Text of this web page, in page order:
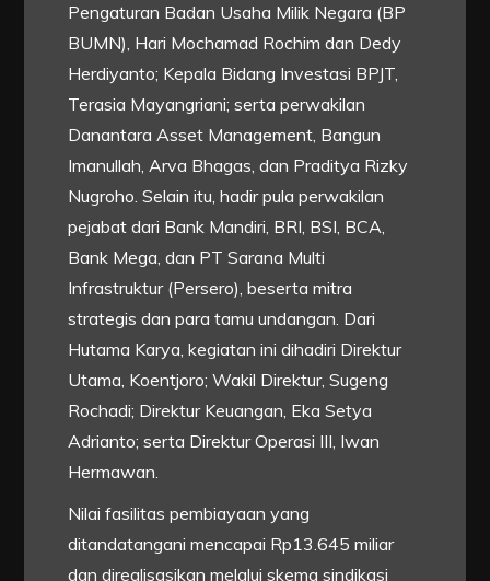
Pengaturan Badan Usaha Milik Negara (BP
BUMN), Hari Mochamad Rochim dan Dedy
Herdiyanto; Kepala Bidang Investasi BPJT,
Terasia Mayangriani; serta perwakilan
Danantara Asset Management, Bangun
Imanullah, Arva Bhagas, dan Praditya Rizky
Nugroho. Selain itu, hadir pula perwakilan
pejabat dari Bank Mandiri, BRI, BSI, BCA,
Bank Mega, dan PT Sarana Multi
Infrastruktur (Persero), beserta mitra
strategis dan para tamu undangan. Dari
Hutama Karya, kegiatan ini dihadiri Direktur
Utama, Koentjoro; Wakil Direktur, Sugeng
Rochadi; Direktur Keuangan, Eka Setya
Adrianto; serta Direktur Operasi III, Iwan
Hermawan.
Nilai fasilitas pembiayaan yang
ditandatangani mencapai Rp13.645 miliar
dan direalisasikan melalui skema sindikasi